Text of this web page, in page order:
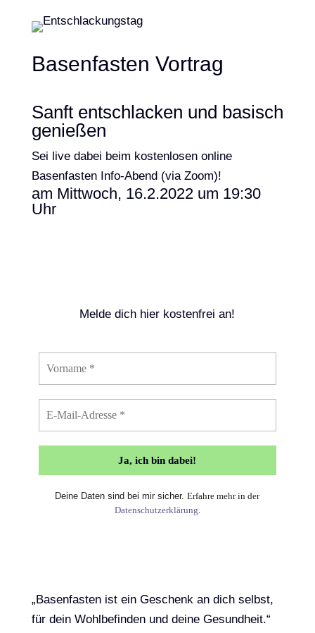
Basenfasten Vortrag
Sanft entschlacken und basisch
genießen
Sei live dabei beim kostenlosen online
Basenfasten Info-Abend (via Zoom)!
am Mittwoch, 16.2.2022 um 19:30
Uhr
Melde dich hier kostenfrei an!
Deine Daten sind bei mir sicher.Erfahre mehr in der
Datenschutzerklärung.
​„Basenfasten ist ein Geschenk an dich selbst,
für dein Wohlbefinden und deine Gesundheit.“